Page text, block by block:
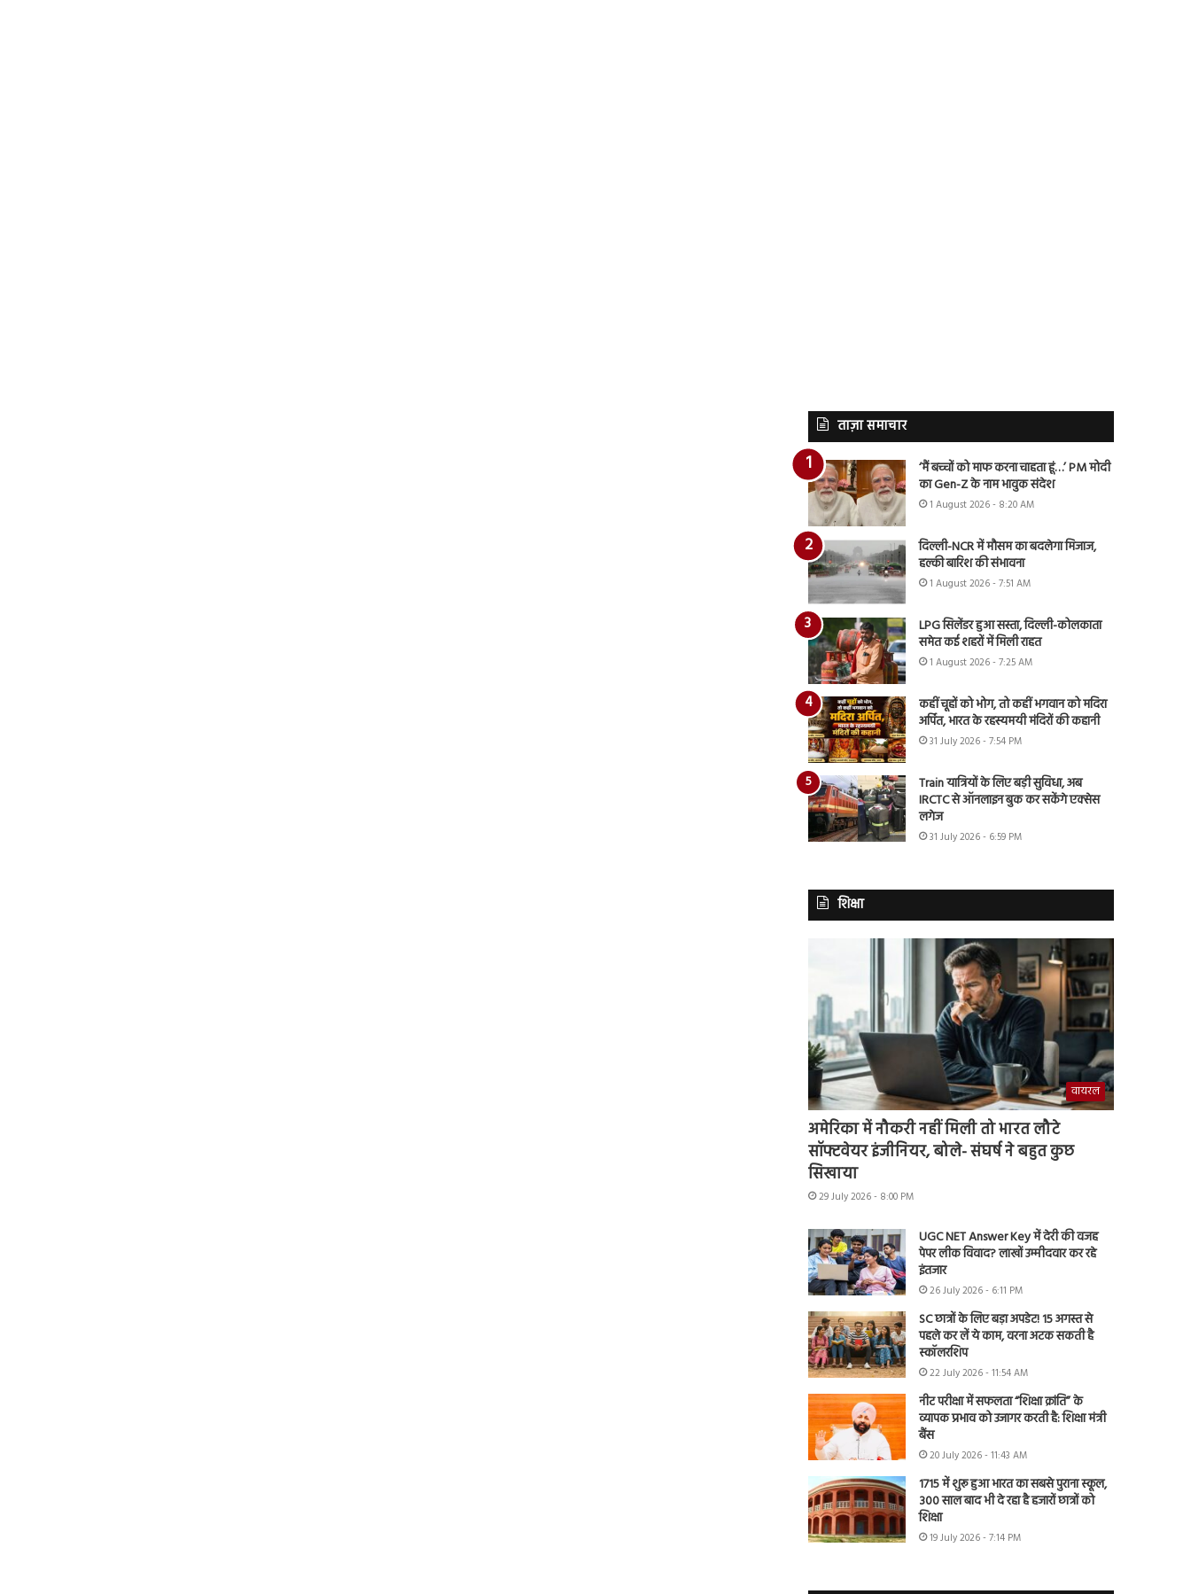
ताज़ा समाचार
‘मैं बच्चों को माफ करना चाहता हूं…’ PM मोदी
का Gen-Z के नाम भावुक संदेश
1 August 2026 - 8:20 AM
दिल्ली-NCR में मौसम का बदलेगा मिजाज,
हल्की बारिश की संभावना
1 August 2026 - 7:51 AM
LPG सिलेंडर हुआ सस्ता, दिल्ली-कोलकाता
समेत कई शहरों में मिली राहत
1 August 2026 - 7:25 AM
कहीं चूहों को भोग, तो कहीं भगवान को मदिरा
अर्पित, भारत के रहस्यमयी मंदिरों की कहानी
31 July 2026 - 7:54 PM
Train यात्रियों के लिए बड़ी सुविधा, अब
IRCTC से ऑनलाइन बुक कर सकेंगे एक्सेस
लगेज
31 July 2026 - 6:59 PM
शिक्षा
वायरल
अमेरिका में नौकरी नहीं मिली तो भारत लौटे
सॉफ्टवेयर इंजीनियर, बोले- संघर्ष ने बहुत कुछ
सिखाया
29 July 2026 - 8:00 PM
UGC NET Answer Key में देरी की वजह
पेपर लीक विवाद? लाखों उम्मीदवार कर रहे
इंतजार
26 July 2026 - 6:11 PM
SC छात्रों के लिए बड़ा अपडेट! 15 अगस्त से
पहले कर लें ये काम, वरना अटक सकती है
स्कॉलरशिप
22 July 2026 - 11:54 AM
नीट परीक्षा में सफलता “शिक्षा क्रांति” के
व्यापक प्रभाव को उजागर करती है: शिक्षा मंत्री
बैंस
20 July 2026 - 11:43 AM
1715 में शुरू हुआ भारत का सबसे पुराना स्कूल,
300 साल बाद भी दे रहा है हजारों छात्रों को
शिक्षा
19 July 2026 - 7:14 PM